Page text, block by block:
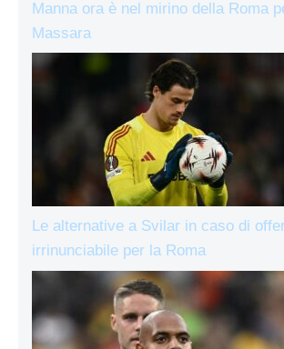
Manna ora è nel mirino della Roma
Massara
Le alternative a Svilar in caso di
irrinunciabile per la Roma